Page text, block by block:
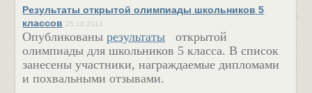
Результаты открытой олимпиады школьников 5
классов 25.10.2014
Опубликованырезультаты открытой
олимпиады для школьников 5 класса. В список
занесены участники, награждаемые дипломами
и похвальными отзывами.